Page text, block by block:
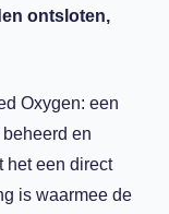
ontsloten,
Oxygen: een
en
het een direct
is waarmee de